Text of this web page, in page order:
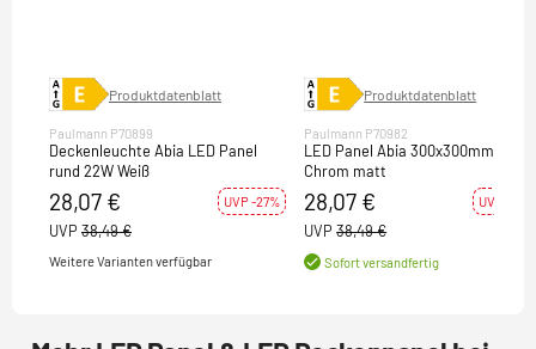
Produktdatenblatt
Paulmann P70899
Deckenleuchte Abia LED Panel
rund 22W Weiß
28,07 € UVP -27%
UVP 38,49 €
Weitere Varianten verfügbar
Produktdatenblatt
Paulmann P70982
LED Panel Abia 300x300mm 22 W
Chrom matt
28,07 € UVP -27%
UVP 38,49 €
Sofort versandfertig